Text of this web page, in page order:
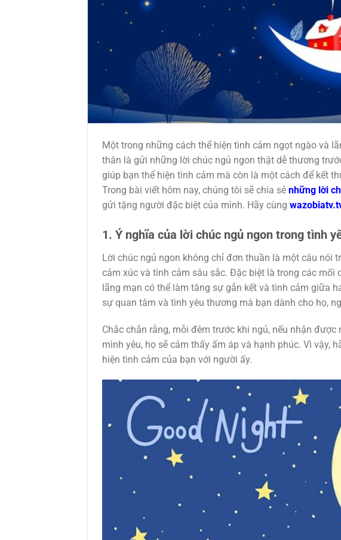
Một trong những cách thể hiện tình cảm ngọt ngào và
thân là gửi những lời chúc ngủ ngon thật dễ thương
giúp bạn thể hiện tình cảm mà còn là một cách để kết
Trong bài viết hôm nay, chúng tôi sẽ chia sẻ những lời
gửi tặng người đặc biệt của mình. Hãy cùng
1. Ý nghĩa của lời chúc ngủ ngon trong tình
Lời chúc ngủ ngon không chỉ đơn thuần là một câu nói
cảm xúc và tình cảm sâu sắc. Đặc biệt là trong các mối
lãng mạn có thể làm tăng sự gắn kết và tình cảm giữa
sự quan tâm và tình yêu thương mà bạn dành cho họ,
Chắc chắn rằng, mỗi đêm trước khi ngủ, nếu nhận
mình yêu, họ sẽ cảm thấy ấm áp và hạnh phúc. Vì vậy,
hiện tình cảm của bạn với người ấy.